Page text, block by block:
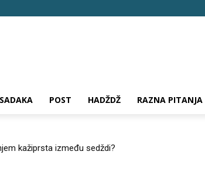
POST HADŽDŽ RAZNA PITANJA
kažiprsta između sedždi?